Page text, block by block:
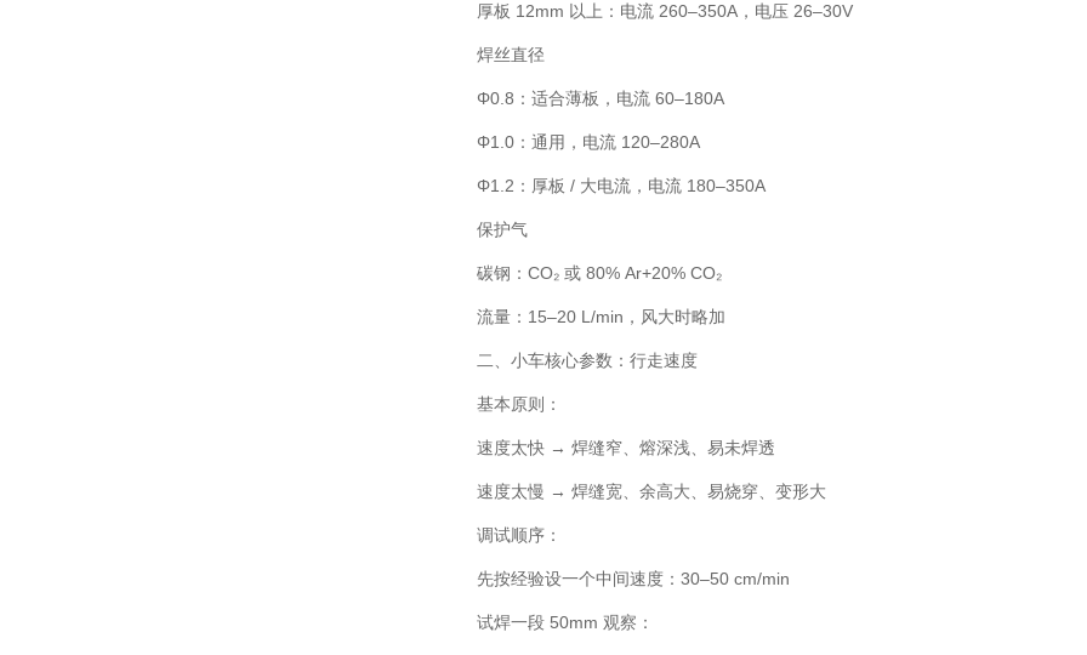
厚板 12mm 以上：电流 260–350A，电压 26–30V
焊丝直径
Φ0.8：适合薄板，电流 60–180A
Φ1.0：通用，电流 120–280A
Φ1.2：厚板 / 大电流，电流 180–350A
保护气
碳钢：CO₂ 或 80% Ar+20% CO₂
流量：15–20 L/min，风大时略加
二、小车核心参数：行走速度
基本原则：
速度太快 → 焊缝窄、熔深浅、易未焊透
速度太慢 → 焊缝宽、余高大、易烧穿、变形大
调试顺序：
先按经验设一个中间速度：30–50 cm/min
试焊一段 50mm 观察：